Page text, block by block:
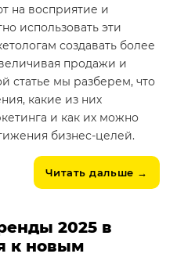
на восприятие и
использовать эти
создавать более
продажи и
статье мы разберем, что
какие из них
и как их можно
бизнес-целей.
Читать дальше →
2025 в
к новым